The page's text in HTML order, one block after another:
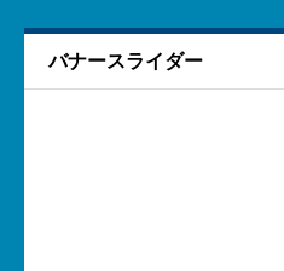
バナースライダー